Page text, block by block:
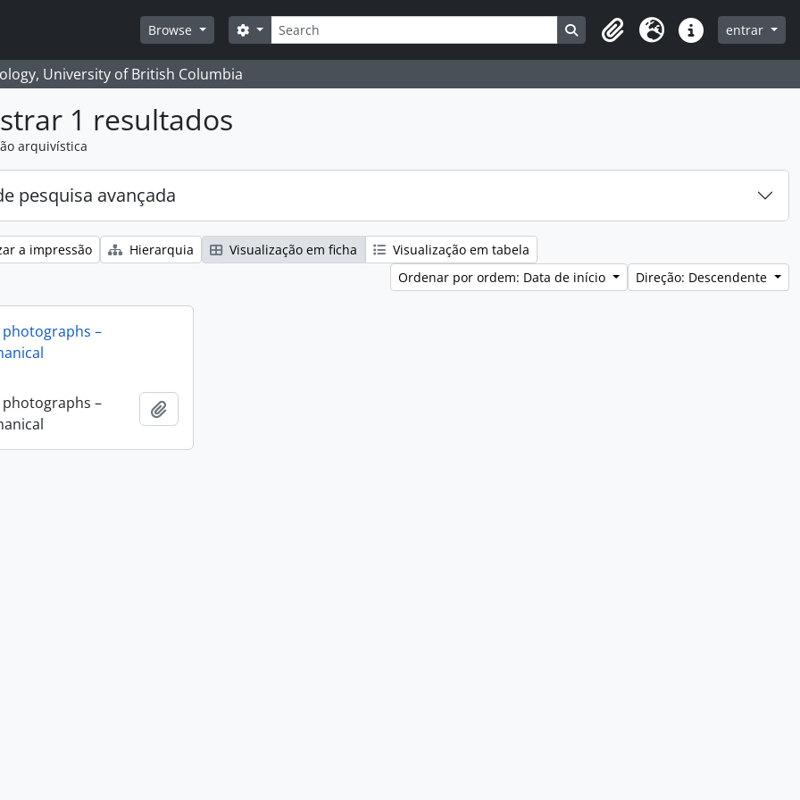
Browse
Pesquisar
Search options Search in browse page
Clipboard
Idioma Ligações rápidas
entrar
University of British Columbia
1 resultados
arquivística
pesquisa avançada
a impressão Hierarquia Visualização em ficha
Visualização em tabela
Ordenar por ordem: Data de início
Direção: Descendente
–
–